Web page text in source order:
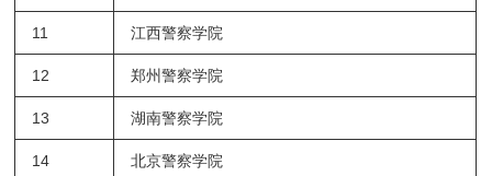
11 江西警察学院
12 郑州警察学院
13 湖南警察学院
14 北京警察学院